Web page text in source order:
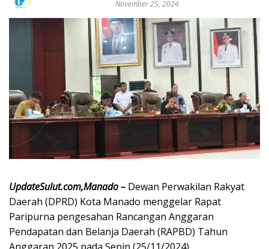
November 25, 2024
UpdateSulut.com,Manado – Dewan Perwakilan Rakyat
Daerah (DPRD) Kota Manado menggelar Rapat
Paripurna pengesahan Rancangan Anggaran
Pendapatan dan Belanja Daerah (RAPBD) Tahun